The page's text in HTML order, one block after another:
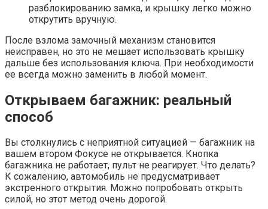
разблокированию замка, и крышку легко можно
открутить вручную.
После взлома замочный механизм становится
неисправен, но это не мешает использовать крышку
дальше без использования ключа. При необходимости
ее всегда можно заменить в любой момент.
Открываем багажник: реальный
способ
Вы столкнулись с неприятной ситуацией — багажник на
вашем втором Фокусе не открывается. Кнопка
багажника не работает, пульт не реагирует. Что делать?
К сожалению, автомобиль не предусматривает
экстренного открытия. Можно попробовать открыть
силой, но этот метод очень дорогой.